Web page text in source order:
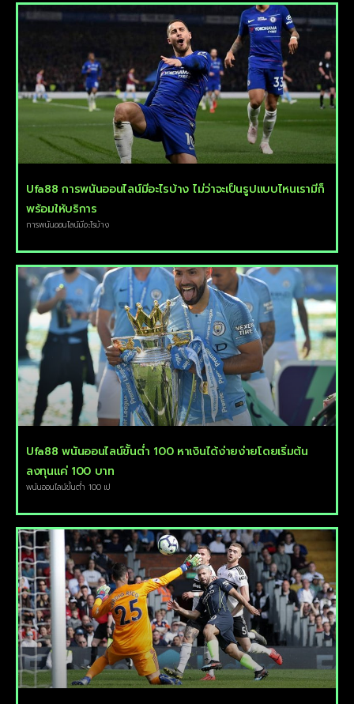
Ufa88 การพนันออนไลน์มีอะไรบ้าง ไม่ว่าจะเป็นรูปแบบไหนเรามีก็
พร้อมให้บริการ
การพนันออนไลน์มีอะไรบ้าง
Ufa88 พนันออนไลน์ขั้นต่ำ 100 หาเงินได้ง่ายง่ายโดยเริ่มต้น
ลงทุนแค่ 100 บาท
พนันออนไลน์ขั้นต่ำ 100 เป